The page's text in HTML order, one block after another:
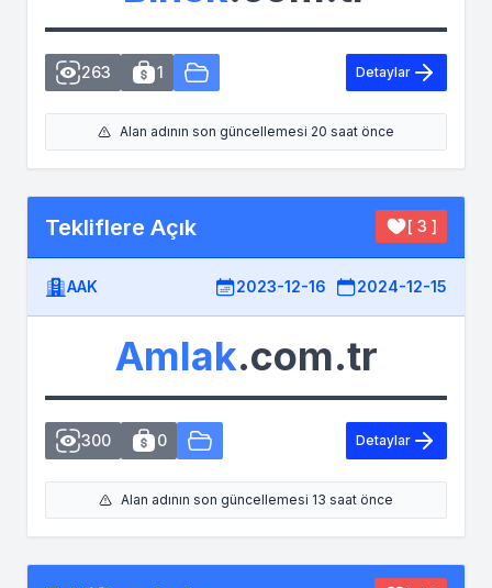
263 1 Detaylar
Alan adının son güncellemesi 20 saat önce
Tekliflere Açık [ 3 ]
AAK 2023-12-16 2024-12-15
Amlak.com.tr
300 0 Detaylar
Alan adının son güncellemesi 13 saat önce